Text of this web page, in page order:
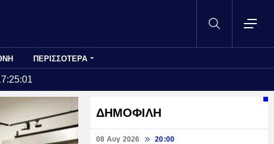
ΠΕΡΙΣΣΟΤΕΡΑ
ΔΗΜΟΦΙΛΗ
08 Αυγ 2026 20:00